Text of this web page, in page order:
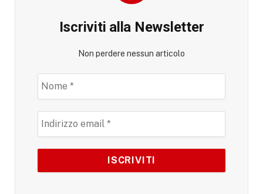
Iscriviti alla Newsletter
Non perdere nessun articolo